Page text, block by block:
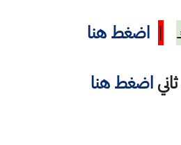
| اضغط هنا
اضغط هنا